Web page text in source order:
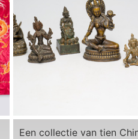
Een collectie van tien